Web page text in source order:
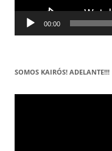
00:00
SOMOS KAIRÓS! ADELANTE!!!
Reproductor